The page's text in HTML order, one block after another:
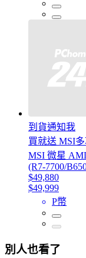
到貨通知我
買就送 MSI
MSI 微星
(R7-7700/
$49,880
$49,999
P幣
別人也看了